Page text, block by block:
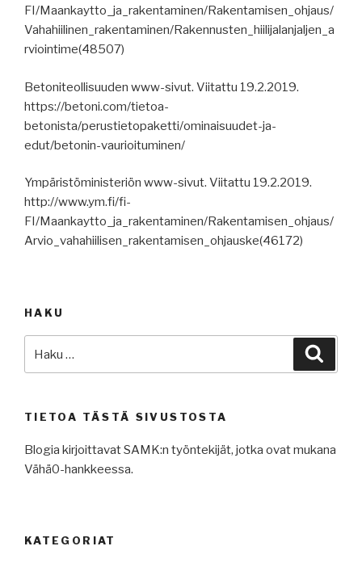
FI/Maankaytto_ja_rakentaminen/Rakentamisen_ohjaus/
Vahahiilinen_rakentaminen/Rakennusten_hiilijalanjaljen_a
rviointime(48507)
Betoniteollisuuden www-sivut. Viitattu 19.2.2019.
https://betoni.com/tietoa-
betonista/perustietopaketti/ominaisuudet-ja-
edut/betonin-vaurioituminen/
Ympäristöministeriön www-sivut. Viitattu 19.2.2019.
http://www.ym.fi/fi-
FI/Maankaytto_ja_rakentaminen/Rakentamisen_ohjaus/
Arvio_vahahiilisen_rakentamisen_ohjauske(46172)
HAKU
TIETOA TÄSTÄ SIVUSTOSTA
Blogia kirjoittavat SAMK:n työntekijät, jotka ovat mukana
Vähä0-hankkeessa.
KATEGORIAT